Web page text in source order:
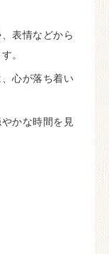
表情などから
。
心が落ち着い
かな時間を見